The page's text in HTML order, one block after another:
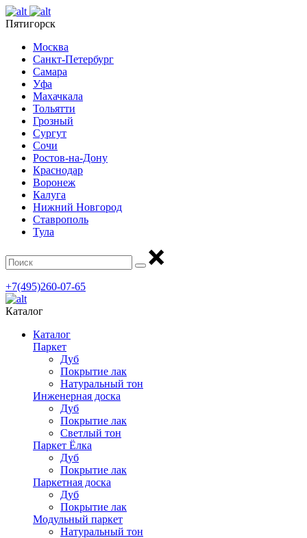
Пятигорск
Москва
Санкт-Петербург
Самара
Уфа
Махачкала
Тольятти
Грозный
Сургут
Сочи
Ростов-на-Дону
Краснодар
Воронеж
Калуга
Нижний Новгород
Ставрополь
Тула
+7(495)260-07-65
Каталог
Каталог
Паркет
Дуб
Покрытие лак
Натуральный тон
Инженерная доска
Дуб
Покрытие лак
Светлый тон
Паркет Ёлка
Дуб
Покрытие лак
Паркетная доска
Дуб
Покрытие лак
Модульный паркет
Натуральный тон